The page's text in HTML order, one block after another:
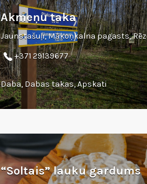
Akmeņu taka
+371 29139677
Daba, Dabas takas, Apskati
“Soltais” lauku gardums